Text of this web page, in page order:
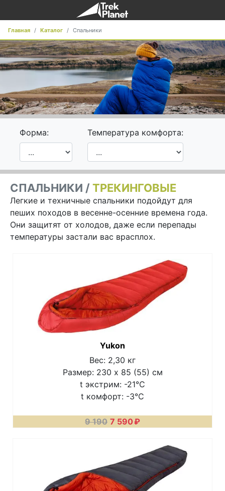
Главная Каталог Спальники
Форма: Температура комфорта:
СПАЛЬНИКИ / ТРЕКИНГОВЫЕ
Легкие и техничные спальники подойдут для
пеших походов в весенне-осенние времена года.
Они защитят от холодов, даже если перепады
температуры застали вас врасплох.
Yukon
Вес: 2,30 кг
Размер: 230 х 85 (55) см
t экстрим: -21°C
t комфорт: -3°C
9 190 7 590₽